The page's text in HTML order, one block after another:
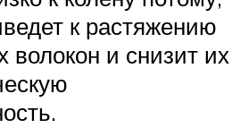
к растяжению
волокон и снизит их